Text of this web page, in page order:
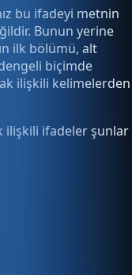
bu ifadeyi metnin
Bunun yerine
ilk bölümü, alt
biçimde
ilişkili kelimelerden
ilişkili ifadeler şunlar